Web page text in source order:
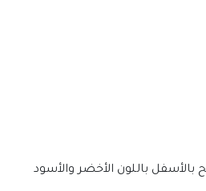
بالأسفل باللون الأخضر والأسود